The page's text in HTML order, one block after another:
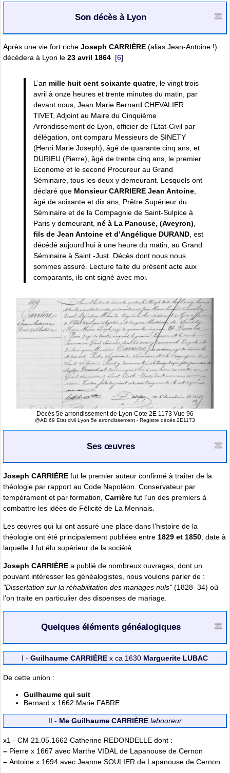
Son décès à Lyon
Après une vie fort riche Joseph CARRIÈRE (alias Jean-Antoine !)
décèdera à Lyon le 23 avril 1864 [6]
L’an mille huit cent soixante quatre, le vingt trois
avril à onze heures et trente minutes du matin, par
devant nous, Jean Marie Bernard CHEVALIER
TIVET, Adjoint au Maire du Cinquième
Arrondissement de Lyon, officier de l’Etat-Civil par
délégation, ont comparu Messieurs de SINETY
(Henri Marie Joseph), âgé de quarante cinq ans, et
DURIEU (Pierre), âgé de trente cinq ans, le premier
Econome et le second Procureur au Grand
Séminaire, tous les deux y demeurant. Lesquels ont
déclaré que Monsieur CARRIERE Jean Antoine,
âgé de soixante et dix ans, Prêtre Supérieur du
Séminaire et de la Compagnie de Saint-Sulpice à
Paris y demeurant, né à La Panouse, (Aveyron)
fils de Jean Antoine et d’Angélique DURAND, est
décédé aujourd’hui à une heure du matin, au Grand
Séminaire à Saint -Just. Décès dont nous nous
sommes assuré. Lecture faite du présent acte aux
comparants, ils ont signé avec moi.
Décès 5e arrondissement de Lyon Cote 2E 1173 Vue 96
@AD 69 Etat civil Lyon 5e arrondissement - Registre décès 2E1173
Ses œuvres
Joseph CARRIÈRE fut le premier auteur confirmé à traiter de la
théologie par rapport au Code Napoléon. Conservateur par
tempérament et par formation, Carrière fut l’un des premiers à
combattre les idées de Félicité de La Mennais.
Les œuvres qui lui ont assuré une place dans l’histoire de la
théologie ont été principalement publiées entre 1829 et 1850 , date à
laquelle il fut élu supérieur de la société.
Joseph CARRIÈRE a publié de nombreux ouvrages, dont un
pouvant intéresser les généalogistes, nous voulons parler de :
"Dissertation sur la réhabilitation des mariages nuls"(1828–34) où
l’on traite en particulier des dispenses de mariage.
Quelques éléments généalogiques
I - Guilhaume CARRIÈRE x ca 1630 Marguerite LUBAC
De cette union :
Guilhaume qui suit
Bernard x 1662 Marie FABRE
II - Me Guilhaume CARRIÈRE laboureur
x1 - CM 21.05.1662 Catherine REDONDELLE dont :
– Pierre x 1667 avec Marthe VIDAL de Lapanouse de Cernon
– Antoine x 1694 avec Jeanne SOULIER de Lapanouse de Cernon